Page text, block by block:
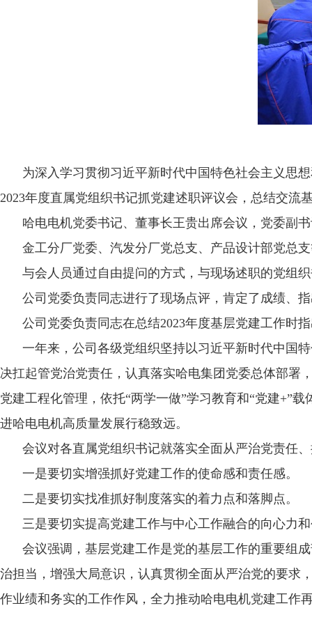
为深入学习贯彻习近平新时代中国特色社会主义思
2023年度直属党组织书记抓党建述职评议会，总结交流
哈电电机党委书记、董事长王贵出席会议，党委副
金工分厂党委、汽发分厂党总支、产品设计部党总
与会人员通过自由提问的方式，与现场述职的党组
公司党委负责同志进行了现场点评，肯定了成绩、
公司党委负责同志在总结2023年度基层党建工作时
一年来，公司各级党组织坚持以习近平新时代中国
决扛起管党治党责任，认真落实哈电集团党委总体部署
党建工程化管理，依托“两学一做”学习教育和“党建+”
进哈电电机高质量发展行稳致远。
会议对各直属党组织书记就落实全面从严治党责任
一是要切实增强抓好党建工作的使命感和责任感。
二是要切实找准抓好制度落实的着力点和落脚点。
三是要切实提高党建工作与中心工作融合的向心力
会议强调，基层党建工作是党的基层工作的重要组
治担当，增强大局意识，认真贯彻全面从严治党的要求
作业绩和务实的工作作风，全力推动哈电电机党建工作